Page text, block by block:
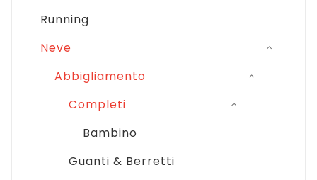
Volley & Beach Volley
Ciclismo
Pattinaggio
Ping Pong
Running
Neve
Abbigliamento
Completi
Bambino
Guanti & Berretti